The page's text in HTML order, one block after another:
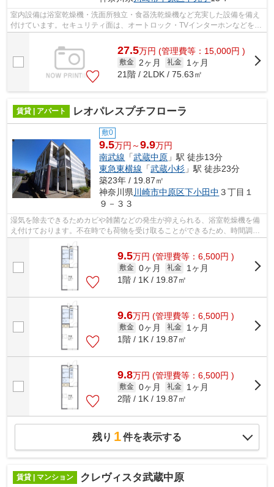
室内設備は浴室乾燥機・洗面所独立・食器洗乾燥機など充実した設備を備え
付けています。セキュリティ面は、オートロック・TVインターホンなどを備
27.5万円 (管理費等：15,000円 )
敷金 2ヶ月 礼金
1ヶ月
21階 / 2LDK / 75.63㎡
賃貸 | アパート レオパレスプチフローラ
敷0
9.5万円～9.9万円
南武線 「武蔵中原 」駅 徒歩13分
東急東横線 「武蔵小杉 」駅 徒歩23分
築23年 / 19.87㎡
神奈川県 川崎市中原区下小田中 ３丁目１
９－３３
湿気を除去できるためカビや雑菌などの発生が抑えられる、浴室乾燥機を備
え付けております。不在時でも荷物を受け取ることができるため、時間調整
の手間が省ける宅配ボックスを備えて...
9.5万円 (管理費等：6,500円 )
敷金 0ヶ月 礼金
1ヶ月
1階 / 1K / 19.87㎡
9.6万円 (管理費等：6,500円 )
敷金 0ヶ月 礼金
1ヶ月
1階 / 1K / 19.87㎡
9.8万円 (管理費等：6,500円 )
敷金 0ヶ月 礼金
1ヶ月
2階 / 1K / 19.87㎡
残り 1件を表示する
賃貸 | マンション クレヴィスタ武蔵中原